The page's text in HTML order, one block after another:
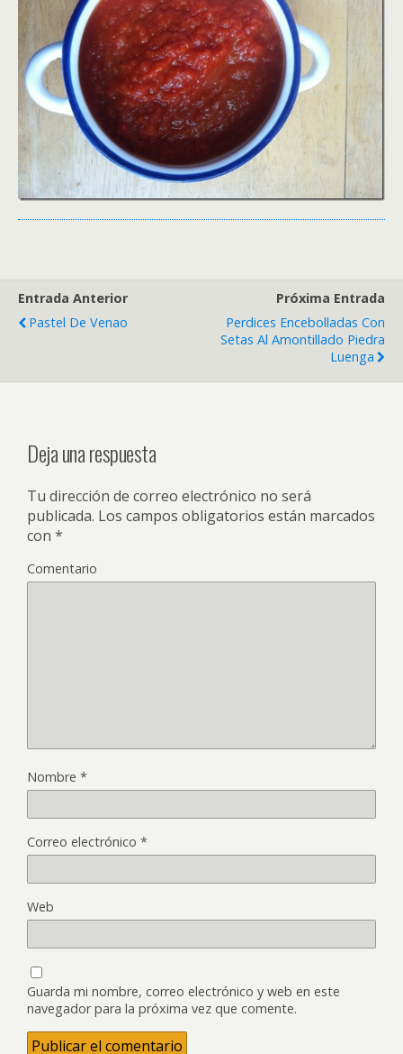
Entrada Anterior
Pastel De Venao
Próxima Entrada
Perdices Encebolladas Con
Setas Al Amontillado Piedra
Luenga
Deja una respuesta
Tu dirección de correo electrónico no será
publicada. Los campos obligatorios están marcados
con *
Comentario
Nombre *
Correo electrónico *
Web
Guarda mi nombre, correo electrónico y web en este
navegador para la próxima vez que comente.